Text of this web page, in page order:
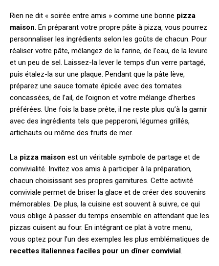
Rien ne dit « soirée entre amis » comme une bonne pizza
maison. En préparant votre propre pâte à pizza, vous pourrez
personnaliser les ingrédients selon les goûts de chacun. Pour
réaliser votre pâte, mélangez de la farine, de l’eau, de la levure
et un peu de sel. Laissez-la lever le temps d’un verre partagé,
puis étalez-la sur une plaque. Pendant que la pâte lève,
préparez une sauce tomate épicée avec des tomates
concassées, de l’ail, de l’oignon et votre mélange d’herbes
préférées. Une fois la base prête, il ne reste plus qu’à la garnir
avec des ingrédients tels que pepperoni, légumes grillés,
artichauts ou même des fruits de mer.
La pizza maison est un véritable symbole de partage et de
convivialité. Invitez vos amis à participer à la préparation,
chacun choisissant ses propres garnitures. Cette activité
conviviale permet de briser la glace et de créer des souvenirs
mémorables. De plus, la cuisine est souvent à suivre, ce qui
vous oblige à passer du temps ensemble en attendant que les
pizzas cuisent au four. En intégrant ce plat à votre menu,
vous optez pour l’un des exemples les plus emblématiques de
recettes italiennes faciles pour un dîner convivial.